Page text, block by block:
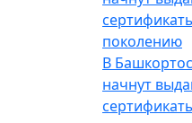
В
начнут